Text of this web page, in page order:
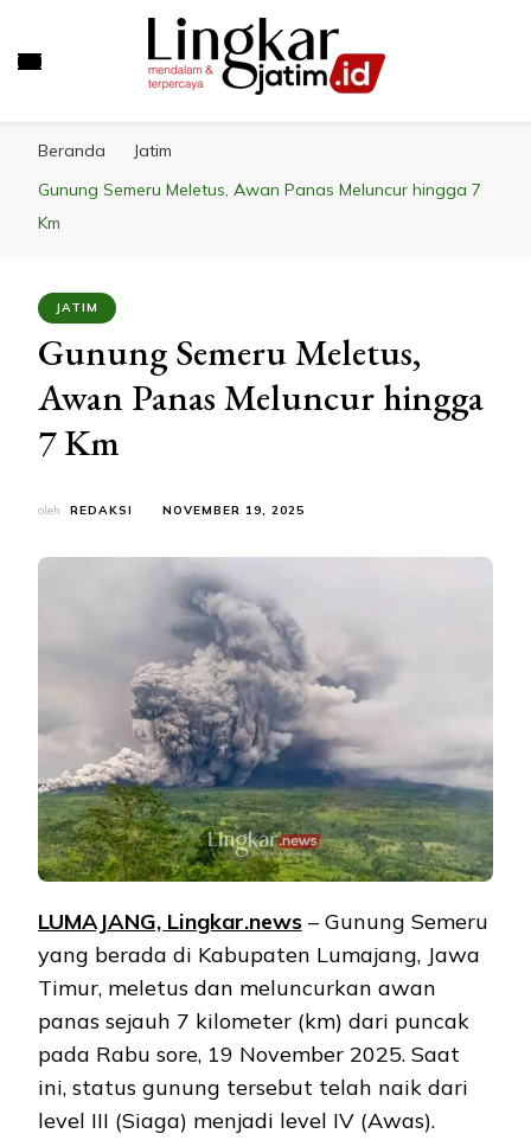
Beranda
Jatim
Gunung Semeru Meletus, Awan Panas Meluncur hingga 7
Km
JATIM
Gunung Semeru Meletus,
Awan Panas Meluncur hingga
7 Km
oleh REDAKSI NOVEMBER 19, 2025
LUMAJANG, Lingkar.news – Gunung Semeru
yang berada di Kabupaten Lumajang, Jawa
Timur, meletus dan meluncurkan awan
panas sejauh 7 kilometer (km) dari puncak
pada Rabu sore, 19 November 2025. Saat
ini, status gunung tersebut telah naik dari
level III (Siaga) menjadi level IV (Awas).